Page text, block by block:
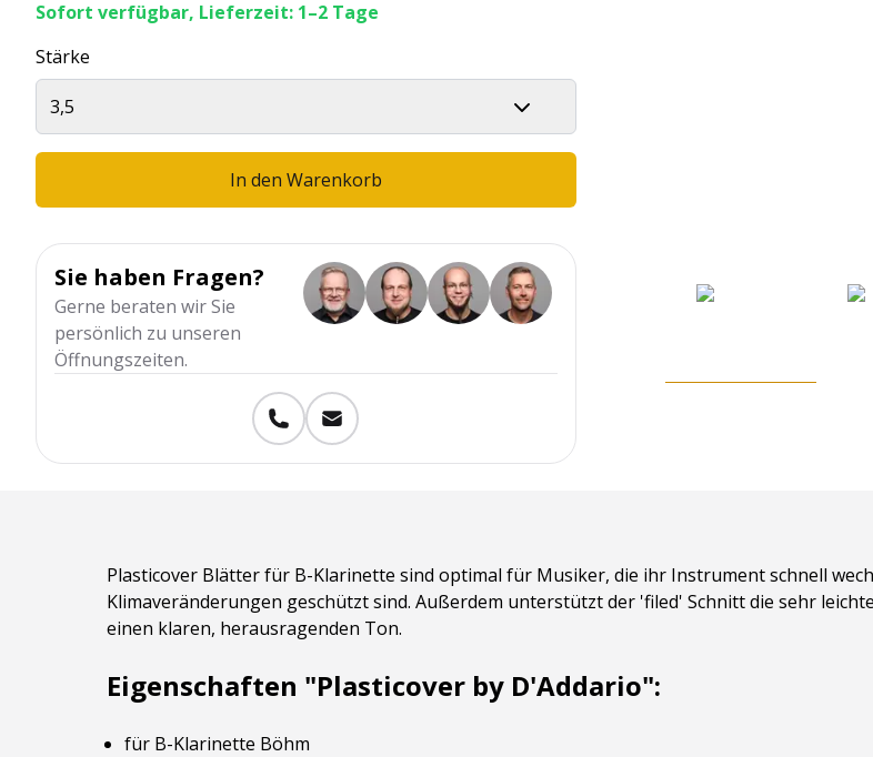
Sofort verfügbar, Lieferzeit: 1–2 Tage
Stärke
3,5
In den Warenkorb
Sie haben Fragen?
Gerne beraten wir Sie
persönlich zu unseren
Öffnungszeiten.
Plasticover Blätter für B-Klarinette sind optimal für Musiker, die ihr Instrument schnell
Klimaveränderungen geschützt sind. Außerdem unterstützt der 'filed' Schnitt die sehr
einen klaren, herausragenden Ton.
Eigenschaften "Plasticover by D'Addario":
für B-Klarinette Böhm